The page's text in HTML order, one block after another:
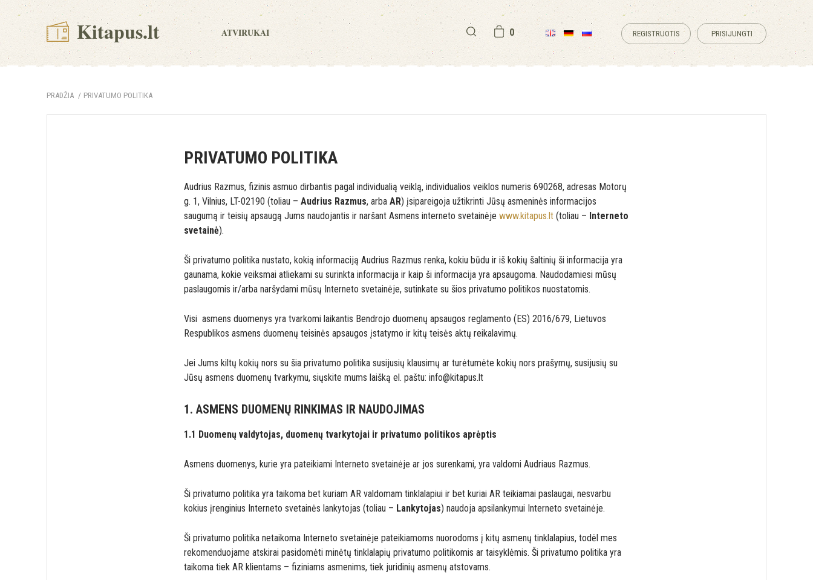
Kitapus.lt ATVIRUKAI 0 REGISTRUOTIS PRISIJUNGTI
PRADŽIA PRIVATUMO POLITIKA
PRIVATUMO POLITIKA
Audrius Razmus, fizinis asmuo dirbantis pagal individualią veiklą, individualios veiklos numeris 690268, adresas Motorų
g. 1, Vilnius, LT-02190 (toliau –Audrius Razmus, arbaAR) įsipareigoja užtikrinti Jūsų asmeninės informacijos
saugumą ir teisių apsaugą Jums naudojantis ir naršant Asmens interneto svetainėjewww.kitapus.lt (toliau – Interneto
svetainė).
Ši privatumo politika nustato, kokią informaciją Audrius Razmus renka, kokiu būdu ir iš kokių šaltinių ši informacija yra
gaunama, kokie veiksmai atliekami su surinkta informacija ir kaip ši informacija yra apsaugoma. Naudodamiesi mūsų
paslaugomis ir/arba naršydami mūsų Interneto svetainėje, sutinkate su šios privatumo politikos nuostatomis.
Visi asmens duomenys yra tvarkomi laikantis Bendrojo duomenų apsaugos reglamento (ES) 2016/679, Lietuvos
Respublikos asmens duomenų teisinės apsaugos įstatymo ir kitų teisės aktų reikalavimų.
Jei Jums kiltų kokių nors su šia privatumo politika susijusių klausimų ar turėtumėte kokių nors prašymų, susijusių su
Jūsų asmens duomenų tvarkymu, siųskite mums laišką el. paštu: info@kitapus.lt
1. ASMENS DUOMENŲ RINKIMAS IR NAUDOJIMAS
1.1 Duomenų valdytojas, duomenų tvarkytojai ir privatumo politikos aprėptis
Asmens duomenys, kurie yra pateikiami Interneto svetainėje ar jos surenkami, yra valdomi Audriaus Razmus.
Ši privatumo politika yra taikoma bet kuriam AR valdomam tinklalapiui ir bet kuriai AR teikiamai paslaugai, nesvarbu
kokius įrenginius Interneto svetainės lankytojas (toliau – Lankytojas) naudoja apsilankymui Interneto svetainėje.
Ši privatumo politika netaikoma Interneto svetainėje pateikiamoms nuorodoms į kitų asmenų tinklalapius, todėl mes
rekomenduojame atskirai pasidomėti minėtų tinklalapių privatumo politikomis ar taisyklėmis. Ši privatumo politika yra
taikoma tiek AR klientams – fiziniams asmenims, tiek juridinių asmenų atstovams.